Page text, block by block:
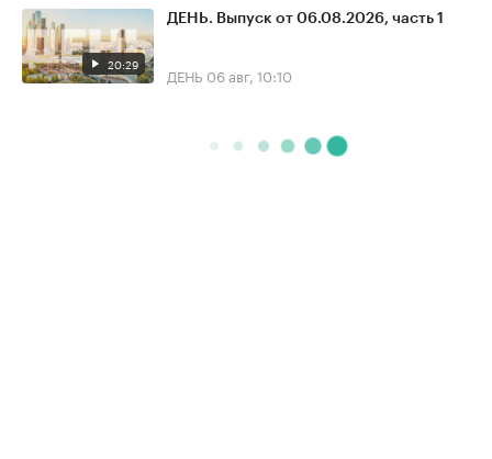
20:29
ДЕНЬ. Выпуск от 06.08.2026, часть 1
ДЕНЬ 06 авг, 10:10